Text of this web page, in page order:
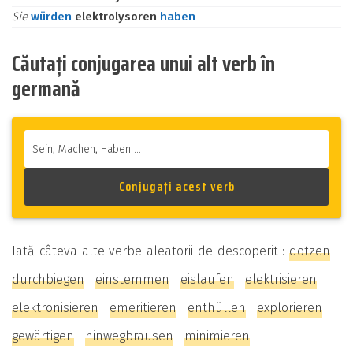
Siewürden elektrolysoren haben
Căutați conjugarea unui alt verb în
germană
Iată câteva alte verbe aleatorii de descoperit : dotzen
durchbiegen
einstemmen eislaufen
elektrisieren
elektronisieren
emeritieren enthüllen
explorieren
gewärtigen
hinwegbrausen
minimieren